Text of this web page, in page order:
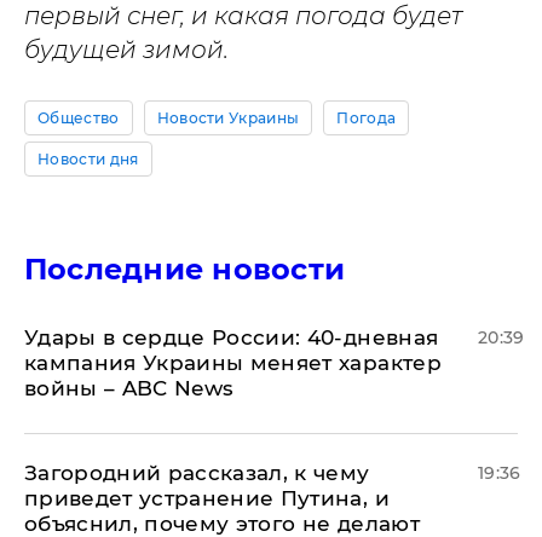
первый снег, и какая погода будет
будущей зимой.
Общество Новости Украины Погода
Новости дня
Последние новости
Удары в сердце России: 40-дневная
кампания Украины меняет характер
войны – ABC News
20:39
Загородний рассказал, к чему
приведет устранение Путина, и
объяснил, почему этого не делают
19:36